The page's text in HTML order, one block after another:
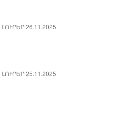
ԼՈՒՐԵՐ 26.11.2025
ԼՈՒՐԵՐ 25.11.2025